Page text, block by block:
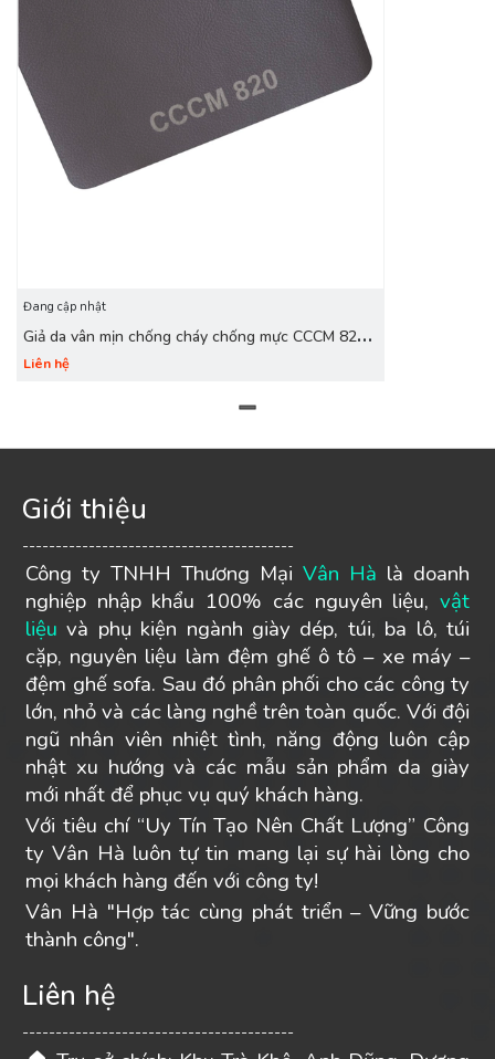
Đang cập nhật
Giả da vân mịn chống cháy chống mực CCCM 820
ghi khói
Liên hệ
Giới thiệu
-----------------------------------------
Công ty TNHH Thương Mại Vân Hà là doanh
nghiệp nhập khẩu 100% các nguyên liệu, vật
liệu và phụ kiện ngành giày dép, túi, ba lô, túi
cặp, nguyên liệu làm đệm ghế ô tô – xe máy –
đệm ghế sofa. Sau đó phân phối cho các công ty
lớn, nhỏ và các làng nghề trên toàn quốc. Với đội
ngũ nhân viên nhiệt tình, năng động luôn cập
nhật xu hướng và các mẫu sản phẩm da giày
mới nhất để phục vụ quý khách hàng.
Với tiêu chí “Uy Tín Tạo Nên Chất Lượng” Công
ty Vân Hà luôn tự tin mang lại sự hài lòng cho
mọi khách hàng đến với công ty!
Vân Hà "Hợp tác cùng phát triển – Vững bước
thành công".
Liên hệ
-----------------------------------------